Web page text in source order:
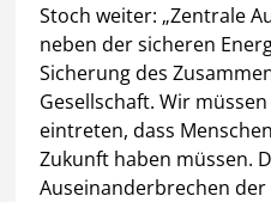
Stoch weiter: „Zentrale
neben der sicheren
Sicherung des
Gesellschaft. Wir
eintreten, dass
Zukunft haben müssen.
Auseinanderbrechen der